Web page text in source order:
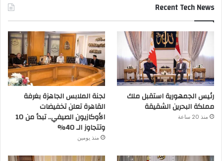
Recent Tech News
رئيس الجمهورية استقبل ملك
مملكة البحرين الشقيقة
منذ 20 ساعة
لجنة الملابس الجاهزة بغرفة
القاهرة تعلن تخفيضات
الأوكازيون الصيفي.. تبدأ من 10
وتتجاوز الـ 40%
منذ يومين